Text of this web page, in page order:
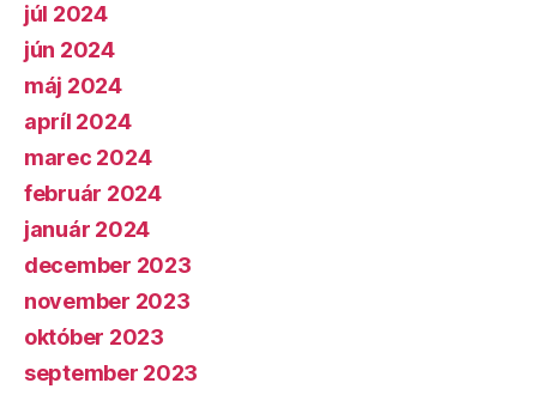
júl 2024
jún 2024
máj 2024
apríl 2024
marec 2024
február 2024
január 2024
december 2023
november 2023
október 2023
september 2023